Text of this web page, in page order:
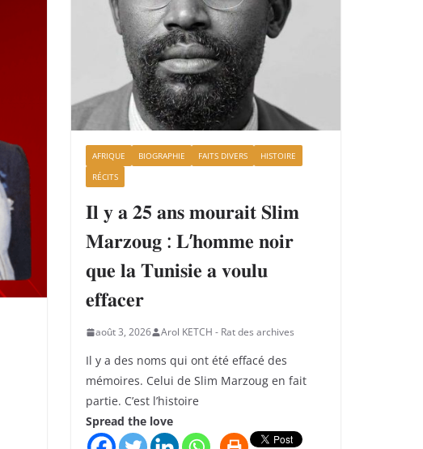
AFRIQUE BIOGRAPHIE FAITS DIVERS
HISTOIRE
RÉCITS
𝐈𝐥 𝐲 𝐚 𝟐𝟓 𝐚𝐧𝐬 𝐦𝐨𝐮𝐫𝐚𝐢𝐭 𝐒𝐥𝐢𝐦
𝐌𝐚𝐫𝐳𝐨𝐮𝐠 : 𝐋’𝐡𝐨𝐦𝐦𝐞 𝐧𝐨𝐢𝐫
𝐪𝐮𝐞 𝐥𝐚 𝐓𝐮𝐧𝐢𝐬𝐢𝐞 𝐚 𝐯𝐨𝐮𝐥𝐮
𝐞𝐟𝐟𝐚𝐜𝐞𝐫
août 3, 2026 Arol KETCH - Rat des archives
Il y a des noms qui ont été effacé des
mémoires. Celui de Slim Marzoug en fait
partie. C’est l’histoire
Spread the love